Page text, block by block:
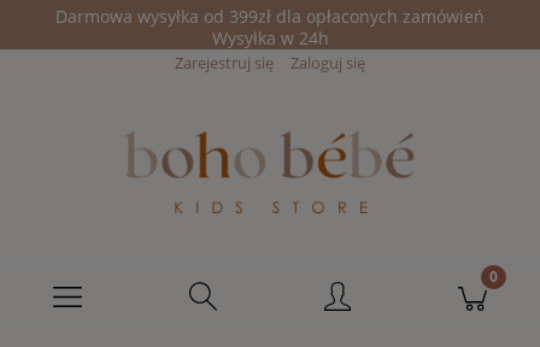
Darmowa wysyłka od 399zł dla opłaconych zamówień
Wysyłka w 24h
Zarejestruj się Zaloguj się